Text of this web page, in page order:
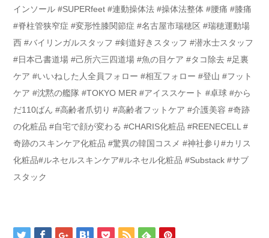
インソール #SUPERfeet #連動操体法 #操体法整体 #腰痛 #膝痛
#脊柱管狭窄症 #変形性膝関節症 #名古屋市瑞穂区 #瑞穂運動場
西 #バイリンガルスタッフ #剣道好きスタッフ #潜水士スタッフ
#日本己書道場 #己所六三四道場 #魚の目ケア #タコ除去 #足裏
ケア #いいねした人全員フォロー #相互フォロー #登山 #フット
ケア #沈黙の艦隊 #TOKYO MER #アイススケート #卓球 #から
だ110ばん #高齢者爪切り #高齢者フットケア #介護美容 #奇跡
の化粧品 #自宅で顔が変わる #CHARIS化粧品 #REENECELL #
奇跡のスキンケア化粧品 #驚異の韓国コスメ #神社参り#カリス
化粧品#ルネセルスキンケア#ルネセル化粧品 #Substack #サブ
スタック